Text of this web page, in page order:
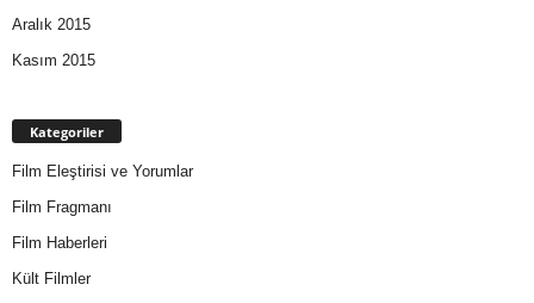
Aralık 2015
Kasım 2015
Kategoriler
Film Eleştirisi ve Yorumlar
Film Fragmanı
Film Haberleri
Kült Filmler